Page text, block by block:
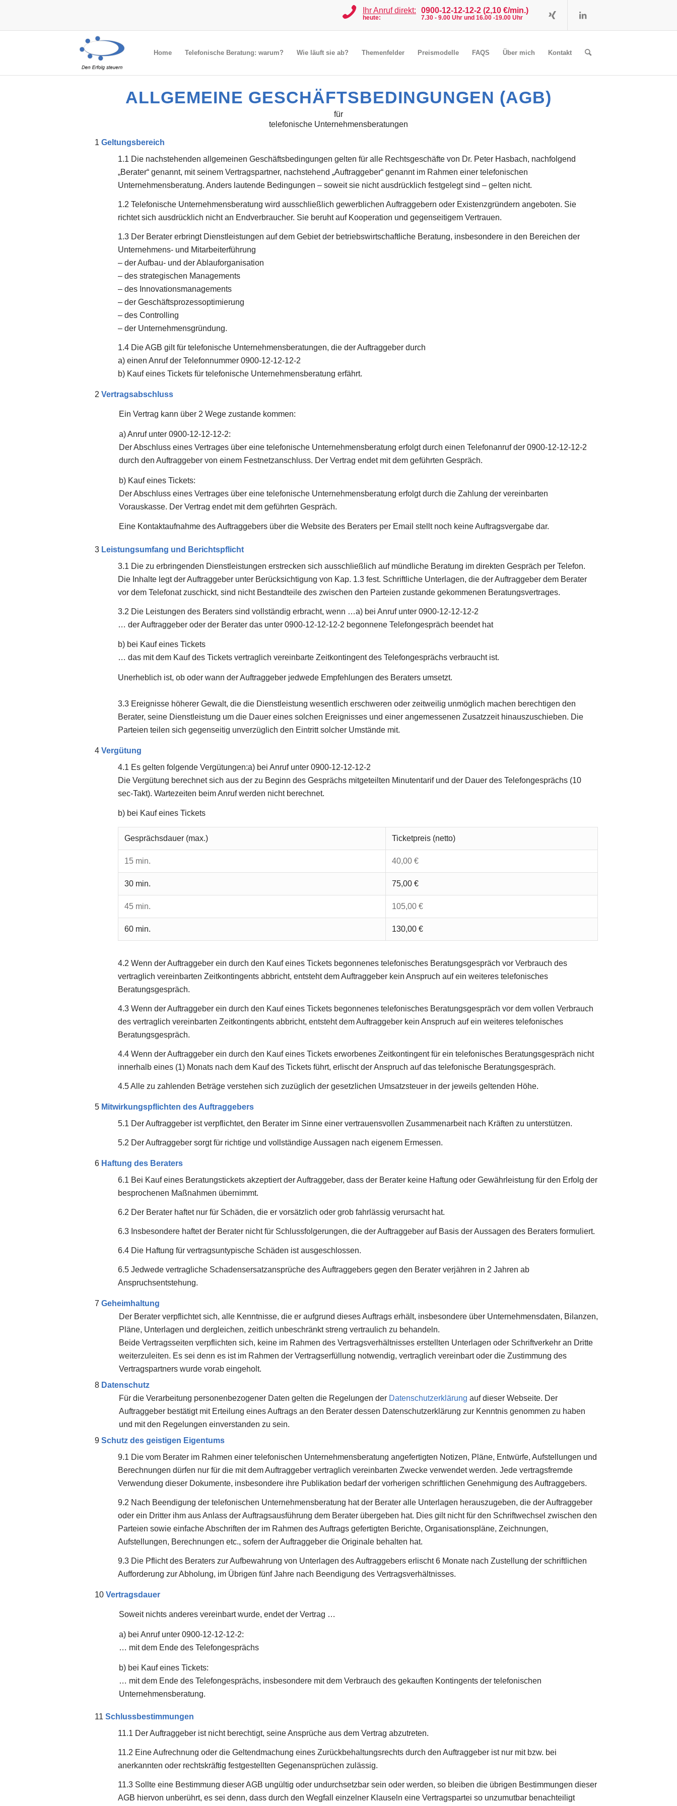
Ihr Anruf direkt: 0900-12-12-12-2 (2,10 €/min.)
heute: 7.30 - 9.00 Uhr und 16.00 -19.00 Uhr
Home Telefonische Beratung: warum? Wie läuft sie ab? Themenfelder Preismodelle FAQS Über mich Kontakt
ALLGEMEINE GESCHÄFTSBEDINGUNGEN (AGB)
für
telefonische Unternehmensberatungen
Geltungsbereich
Die nachstehenden allgemeinen Geschäftsbedingungen gelten für alle Rechtsgeschäfte von Dr. Peter Hasbach, nachfolgend
„Berater“ genannt, mit seinem Vertragspartner, nachstehend „Auftraggeber“ genannt im Rahmen einer telefonischen
Unternehmensberatung. Anders lautende Bedingungen – soweit sie nicht ausdrücklich festgelegt sind – gelten nicht.
Telefonische Unternehmensberatung wird ausschließlich gewerblichen Auftraggebern oder Existenzgründern angeboten. Sie
richtet sich ausdrücklich nicht an Endverbraucher. Sie beruht auf Kooperation und gegenseitigem Vertrauen.
Der Berater erbringt Dienstleistungen auf dem Gebiet der betriebswirtschaftliche Beratung, insbesondere in den Bereichen der
Unternehmens- und Mitarbeiterführung
– der Aufbau- und der Ablauforganisation
– des strategischen Managements
– des Innovationsmanagements
– der Geschäftsprozessoptimierung
– des Controlling
– der Unternehmensgründung.
Die AGB gilt für telefonische Unternehmensberatungen, die der Auftraggeber durch
a) einen Anruf der Telefonnummer 0900-12-12-12-2
b) Kauf eines Tickets für telefonische Unternehmensberatung erfährt.
Vertragsabschluss
Ein Vertrag kann über 2 Wege zustande kommen:
a) Anruf unter 0900-12-12-12-2:
Der Abschluss eines Vertrages über eine telefonische Unternehmensberatung erfolgt durch einen Telefonanruf der 0900-12-12-12-2
durch den Auftraggeber von einem Festnetzanschluss. Der Vertrag endet mit dem geführten Gespräch.
b) Kauf eines Tickets:
Der Abschluss eines Vertrages über eine telefonische Unternehmensberatung erfolgt durch die Zahlung der vereinbarten
Vorauskasse. Der Vertrag endet mit dem geführten Gespräch.
Eine Kontaktaufnahme des Auftraggebers über die Website des Beraters per Email stellt noch keine Auftragsvergabe dar.
Leistungsumfang und Berichtspflicht
Die zu erbringenden Dienstleistungen erstrecken sich ausschließlich auf mündliche Beratung im direkten Gespräch per Telefon.
Die Inhalte legt der Auftraggeber unter Berücksichtigung von Kap. 1.3 fest. Schriftliche Unterlagen, die der Auftraggeber dem Berater
vor dem Telefonat zuschickt, sind nicht Bestandteile des zwischen den Parteien zustande gekommenen Beratungsvertrages.
Die Leistungen des Beraters sind vollständig erbracht, wenn …a) bei Anruf unter 0900-12-12-12-2
… der Auftraggeber oder der Berater das unter 0900-12-12-12-2 begonnene Telefongespräch beendet hat
b) bei Kauf eines Tickets
… das mit dem Kauf des Tickets vertraglich vereinbarte Zeitkontingent des Telefongesprächs verbraucht ist.
Unerheblich ist, ob oder wann der Auftraggeber jedwede Empfehlungen des Beraters umsetzt.
Ereignisse höherer Gewalt, die die Dienstleistung wesentlich erschweren oder zeitweilig unmöglich machen berechtigen den
Berater, seine Dienstleistung um die Dauer eines solchen Ereignisses und einer angemessenen Zusatzzeit hinauszuschieben. Die
Parteien teilen sich gegenseitig unverzüglich den Eintritt solcher Umstände mit.
Vergütung
Es gelten folgende Vergütungen:a) bei Anruf unter 0900-12-12-12-2
Die Vergütung berechnet sich aus der zu Beginn des Gesprächs mitgeteilten Minutentarif und der Dauer des Telefongesprächs (10
sec-Takt). Wartezeiten beim Anruf werden nicht berechnet.
b) bei Kauf eines Tickets
Gesprächsdauer (max.) Ticketpreis (netto)
15 min. 40,00 €
30 min. 75,00 €
45 min. 105,00 €
60 min. 130,00 €
Wenn der Auftraggeber ein durch den Kauf eines Tickets begonnenes telefonisches Beratungsgespräch vor Verbrauch des
vertraglich vereinbarten Zeitkontingents abbricht, entsteht dem Auftraggeber kein Anspruch auf ein weiteres telefonisches
Beratungsgespräch.
Wenn der Auftraggeber ein durch den Kauf eines Tickets begonnenes telefonisches Beratungsgespräch vor dem vollen Verbrauch
des vertraglich vereinbarten Zeitkontingents abbricht, entsteht dem Auftraggeber kein Anspruch auf ein weiteres telefonisches
Beratungsgespräch.
Wenn der Auftraggeber ein durch den Kauf eines Tickets erworbenes Zeitkontingent für ein telefonisches Beratungsgespräch nicht
innerhalb eines (1) Monats nach dem Kauf des Tickets führt, erlischt der Anspruch auf das telefonische Beratungsgespräch.
Alle zu zahlenden Beträge verstehen sich zuzüglich der gesetzlichen Umsatzsteuer in der jeweils geltenden Höhe.
Mitwirkungspflichten des Auftraggebers
Der Auftraggeber ist verpflichtet, den Berater im Sinne einer vertrauensvollen Zusammenarbeit nach Kräften zu unterstützen.
Der Auftraggeber sorgt für richtige und vollständige Aussagen nach eigenem Ermessen.
Haftung des Beraters
Bei Kauf eines Beratungstickets akzeptiert der Auftraggeber, dass der Berater keine Haftung oder Gewährleistung für den Erfolg der
besprochenen Maßnahmen übernimmt.
Der Berater haftet nur für Schäden, die er vorsätzlich oder grob fahrlässig verursacht hat.
Insbesondere haftet der Berater nicht für Schlussfolgerungen, die der Auftraggeber auf Basis der Aussagen des Beraters formuliert.
Die Haftung für vertragsuntypische Schäden ist ausgeschlossen.
Jedwede vertragliche Schadensersatzansprüche des Auftraggebers gegen den Berater verjähren in 2 Jahren ab
Anspruchsentstehung.
Geheimhaltung
Der Berater verpflichtet sich, alle Kenntnisse, die er aufgrund dieses Auftrags erhält, insbesondere über Unternehmensdaten, Bilanzen,
Pläne, Unterlagen und dergleichen, zeitlich unbeschränkt streng vertraulich zu behandeln.
Beide Vertragsseiten verpflichten sich, keine im Rahmen des Vertragsverhältnisses erstellten Unterlagen oder Schriftverkehr an Dritte
weiterzuleiten. Es sei denn es ist im Rahmen der Vertragserfüllung notwendig, vertraglich vereinbart oder die Zustimmung des
Vertragspartners wurde vorab eingeholt.
Datenschutz
Für die Verarbeitung personenbezogener Daten gelten die Regelungen der Datenschutzerklärung auf dieser Webseite. Der
Auftraggeber bestätigt mit Erteilung eines Auftrags an den Berater dessen Datenschutzerklärung zur Kenntnis genommen zu haben
und mit den Regelungen einverstanden zu sein.
Schutz des geistigen Eigentums
Die vom Berater im Rahmen einer telefonischen Unternehmensberatung angefertigten Notizen, Pläne, Entwürfe, Aufstellungen und
Berechnungen dürfen nur für die mit dem Auftraggeber vertraglich vereinbarten Zwecke verwendet werden. Jede vertragsfremde
Verwendung dieser Dokumente, insbesondere ihre Publikation bedarf der vorherigen schriftlichen Genehmigung des Auftraggebers.
Nach Beendigung der telefonischen Unternehmensberatung hat der Berater alle Unterlagen herauszugeben, die der Auftraggeber
oder ein Dritter ihm aus Anlass der Auftragsausführung dem Berater übergeben hat. Dies gilt nicht für den Schriftwechsel zwischen den
Parteien sowie einfache Abschriften der im Rahmen des Auftrags gefertigten Berichte, Organisationspläne, Zeichnungen,
Aufstellungen, Berechnungen etc., sofern der Auftraggeber die Originale behalten hat.
Die Pflicht des Beraters zur Aufbewahrung von Unterlagen des Auftraggebers erlischt 6 Monate nach Zustellung der schriftlichen
Aufforderung zur Abholung, im Übrigen fünf Jahre nach Beendigung des Vertragsverhältnisses.
Vertragsdauer
Soweit nichts anderes vereinbart wurde, endet der Vertrag …
a) bei Anruf unter 0900-12-12-12-2:
… mit dem Ende des Telefongesprächs
b) bei Kauf eines Tickets:
… mit dem Ende des Telefongesprächs, insbesondere mit dem Verbrauch des gekauften Kontingents der telefonischen
Unternehmensberatung.
Schlussbestimmungen
Der Auftraggeber ist nicht berechtigt, seine Ansprüche aus dem Vertrag abzutreten.
Eine Aufrechnung oder die Geltendmachung eines Zurückbehaltungsrechts durch den Auftraggeber ist nur mit bzw. bei
anerkannten oder rechtskräftig festgestellten Gegenansprüchen zulässig.
Sollte eine Bestimmung dieser AGB ungültig oder undurchsetzbar sein oder werden, so bleiben die übrigen Bestimmungen dieser
AGB hiervon unberührt, es sei denn, dass durch den Wegfall einzelner Klauseln eine Vertragspartei so unzumutbar benachteiligt